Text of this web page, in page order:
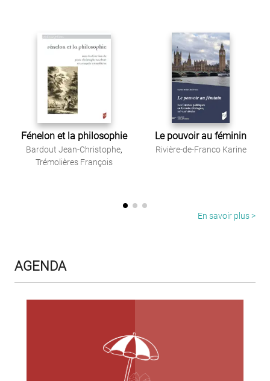
Fénelon et la philosophie
Bardout Jean-Christophe,
Trémolières François
Le pouvoir au féminin
Rivière-de-Franco Karine
En savoir plus >
AGENDA